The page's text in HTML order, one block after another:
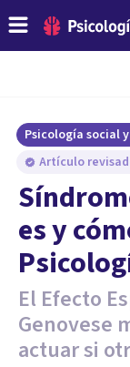
Psicología social
Artículo
es y
El Efecto
Genovese
actuar si